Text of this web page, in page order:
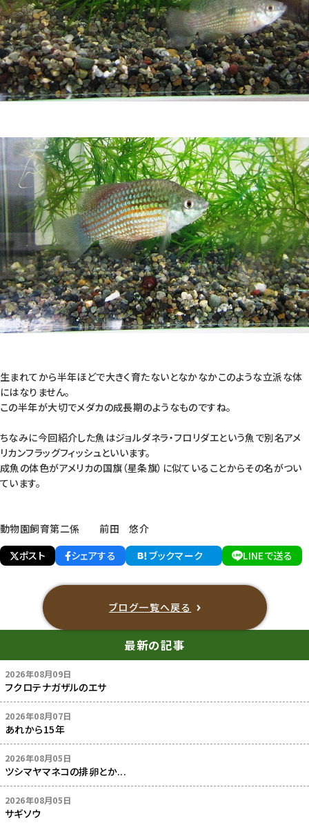
生まれてから半年ほどで大きく育たないとなかなかこのような立派な体
にはなりません。
この半年が大切でメダカの成長期のようなものですね。
ちなみに今回紹介した魚はジョルダネラ・フロリダエという魚で別名アメ
リカンフラッグフィッシュといいます。
成魚の体色がアメリカの国旗（星条旗）に似ていることからその名がつい
ています。
動物園飼育第二係 前田 悠介
ポスト
シェアする ブックマーク LINEで送る
ブログ一覧へ戻る
最新の記事
2026年08月09日
フクロテナガザルのエサ
2026年08月07日
あれから15年
2026年08月05日
ツシマヤマネコの排卵とか...
2026年08月05日
サギソウ